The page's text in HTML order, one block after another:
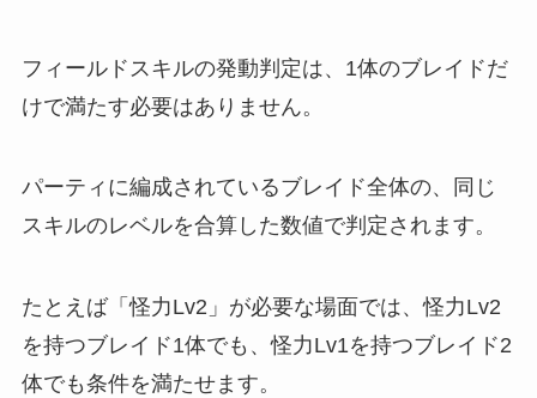
フィールドスキルの発動判定は、1体のブレイドだ
けで満たす必要はありません。
パーティに編成されているブレイド全体の、同じ
スキルのレベルを合算した数値で判定されます。
たとえば「怪力Lv2」が必要な場面では、怪力Lv2
を持つブレイド1体でも、怪力Lv1を持つブレイド2
体でも条件を満たせます。